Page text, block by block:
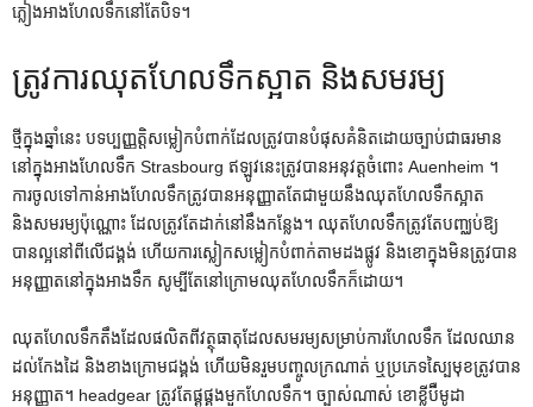
ភ្លៀងអាងហែលទឹកនៅតែបិទ។
ត្រូវការឈុតហែលទឹកស្អាត និងសមរម្យ
ថ្មីក្នុងឆ្នាំនេះ បទប្បញ្ញត្តិសម្លៀកបំពាក់ដែលត្រូវបានបំផុសគំនិតដោយច្បាប់ជាធរមាន
នៅក្នុងអាងហែលទឹក Strasbourg ឥឡូវនេះត្រូវបានអនុវត្តចំពោះ Auenheim ។
ការចូលទៅកាន់អាងហែលទឹកត្រូវបានអនុញ្ញាតតែជាមួយនឹងឈុតហែលទឹកស្អាត
និងសមរម្យប៉ុណ្ណោះ ដែលត្រូវតែដាក់នៅនឹងកន្លែង។ ឈុតហែលទឹកត្រូវតែបញ្ឈប់ឱ្យ
បានល្អនៅពីលើជង្គង់ ហើយការស្លៀកសម្លៀកបំពាក់តាមដងផ្លូវ និងខោក្នុងមិនត្រូវបាន
អនុញ្ញាតនៅក្នុងអាងទឹក សូម្បីតែនៅក្រោមឈុតហែលទឹកក៏ដោយ។
ឈុតហែលទឹកតឹងដែលផលិតពីវត្ថុធាតុដែលសមរម្យសម្រាប់ការហែលទឹក ដែលឈាន
ដល់កែងដៃ និងខាងក្រោមជង្គង់ ហើយមិនរួមបញ្ចូលក្រណាត់ ឬប្រភេទស្បៃមុខត្រូវបាន
អនុញ្ញាត។ headgear ត្រូវតែផ្គូផ្គងមួកហែលទឹក។ ច្បាស់ណាស់ ខោខ្លីប៊ឺមូដា